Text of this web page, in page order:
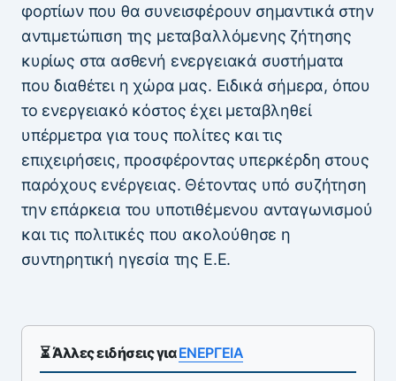
φορτίων που θα συνεισφέρουν σημαντικά στην
αντιμετώπιση της μεταβαλλόμενης ζήτησης
κυρίως στα ασθενή ενεργειακά συστήματα
που διαθέτει η χώρα μας. Ειδικά σήμερα, όπου
το ενεργειακό κόστος έχει μεταβληθεί
υπέρμετρα για τους πολίτες και τις
επιχειρήσεις, προσφέροντας υπερκέρδη στους
παρόχους ενέργειας. Θέτοντας υπό συζήτηση
την επάρκεια του υποτιθέμενου ανταγωνισμού
και τις πολιτικές που ακολούθησε η
συντηρητική ηγεσία της Ε.Ε.
⏳ Άλλες ειδήσεις γιαΕΝΕΡΓΕΙΑ